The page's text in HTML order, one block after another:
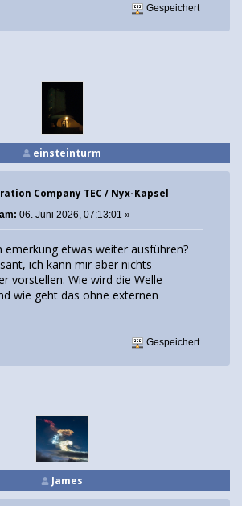
Gespeichert
einsteinturm
Company TEC / Nyx-Kapsel
06. Juni 2026, 07:13:01 »
emerkung etwas weiter ausführen?
ich kann mir aber nichts
vorstellen. Wie wird die Welle
wie geht das ohne externen
Gespeichert
James